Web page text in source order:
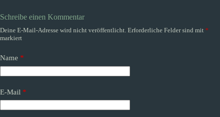
Schreibe einen Kommentar
Deine E-Mail-Adresse wird nicht veröffentlicht. Erforderliche Felder sind mit *
markiert
Name *
E-Mail *